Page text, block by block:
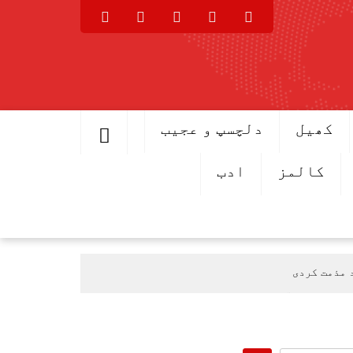
کھیل دلچسپ و عجیب
کالمز ادب
مذمت کردی
عرب پہنچ گئے